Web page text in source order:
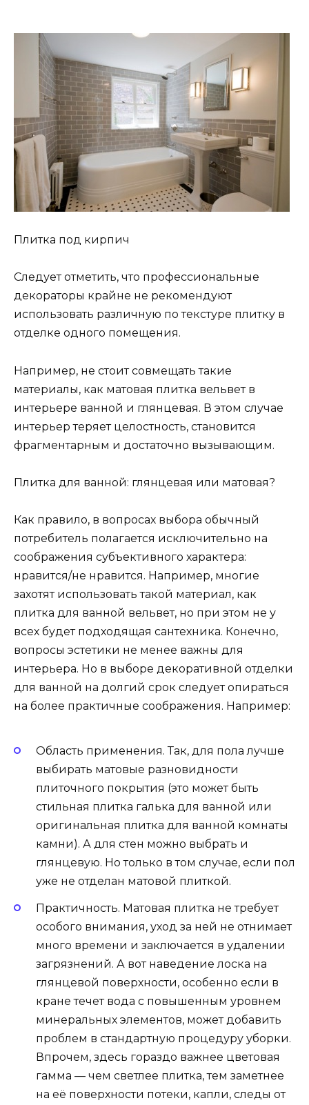
Плитка под кирпич
Следует отметить, что профессиональные
декораторы крайне не рекомендуют
использовать различную по текстуре плитку в
отделке одного помещения.
Например, не стоит совмещать такие
материалы, как матовая плитка вельвет в
интерьере ванной и глянцевая. В этом случае
интерьер теряет целостность, становится
фрагментарным и достаточно вызывающим.
Плитка для ванной: глянцевая или матовая?
Как правило, в вопросах выбора обычный
потребитель полагается исключительно на
соображения субъективного характера:
нравится/не нравится. Например, многие
захотят использовать такой материал, как
плитка для ванной вельвет, но при этом не у
всех будет подходящая сантехника. Конечно,
вопросы эстетики не менее важны для
интерьера. Но в выборе декоративной отделки
для ванной на долгий срок следует опираться
на более практичные соображения. Например:
Область применения. Так, для пола лучше
выбирать матовые разновидности
плиточного покрытия (это может быть
стильная плитка галька для ванной или
оригинальная плитка для ванной комнаты
камни). А для стен можно выбрать и
глянцевую. Но только в том случае, если пол
уже не отделан матовой плиткой.
Практичность. Матовая плитка не требует
особого внимания, уход за ней не отнимает
много времени и заключается в удалении
загрязнений. А вот наведение лоска на
глянцевой поверхности, особенно если в
кране течет вода с повышенным уровнем
минеральных элементов, может добавить
проблем в стандартную процедуру уборки.
Впрочем, здесь гораздо важнее цветовая
гамма — чем светлее плитка, тем заметнее
на её поверхности потеки, капли, следы от